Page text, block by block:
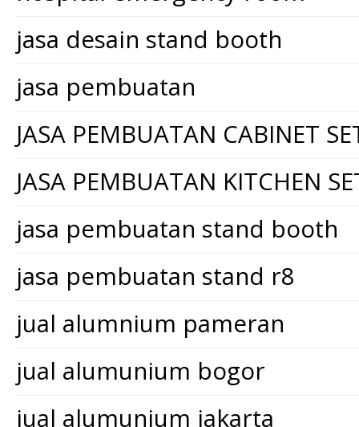
jasa desain stand booth
jasa pembuatan
JASA PEMBUATAN CABINET
JASA PEMBUATAN KITCHEN
jasa pembuatan stand booth
jasa pembuatan stand r8
jual alumnium pameran
jual alumunium bogor
jual alumunium jakarta